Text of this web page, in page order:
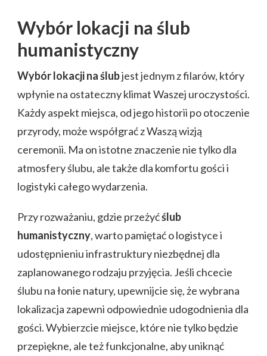
Wybór lokacji na ślub
humanistyczny
Wybór lokacji na ślubjest jednym z filarów, który
wpłynie na ostateczny klimat Waszej uroczystości.
Każdy aspekt miejsca, od jego historii po otoczenie
przyrody, może współgrać z Waszą wizją
ceremonii. Ma on istotne znaczenie nie tylko dla
atmosfery ślubu, ale także dla komfortu gości i
logistyki całego wydarzenia.
Przy rozważaniu, gdzie przeżyćślub
humanistyczny, warto pamiętać o logistyce i
udostępnieniu infrastruktury niezbędnej dla
zaplanowanego rodzaju przyjęcia. Jeśli chcecie
ślubu na łonie natury, upewnijcie się, że wybrana
lokalizacja zapewni odpowiednie udogodnienia dla
gości. Wybierzcie miejsce, które nie tylko będzie
przepiękne, ale też funkcjonalne, aby uniknąć